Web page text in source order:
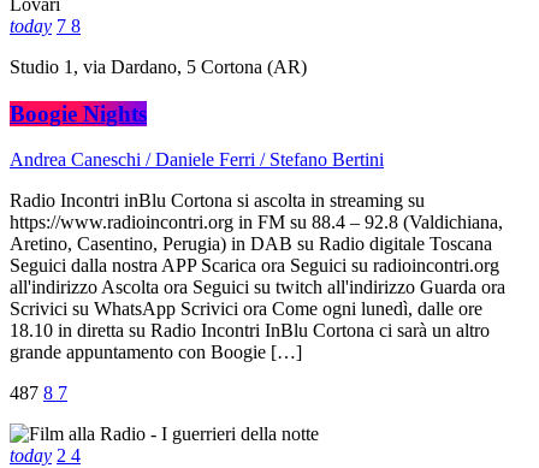
today 7 8
Studio 1, via Dardano, 5 Cortona (AR)
Boogie Nights
Andrea Caneschi / Daniele Ferri / Stefano Bertini
Radio Incontri inBlu Cortona si ascolta in streaming su
https://www.radioincontri.org in FM su 88.4 – 92.8 (Valdichiana,
Aretino, Casentino, Perugia) in DAB su Radio digitale Toscana
Seguici dalla nostra APP Scarica ora Seguici su radioincontri.org
all'indirizzo Ascolta ora Seguici su twitch all'indirizzo Guarda ora
Scrivici su WhatsApp Scrivici ora Come ogni lunedì, dalle ore
18.10 in diretta su Radio Incontri InBlu Cortona ci sarà un altro
grande appuntamento con Boogie […]
487 8 7
today 2 4